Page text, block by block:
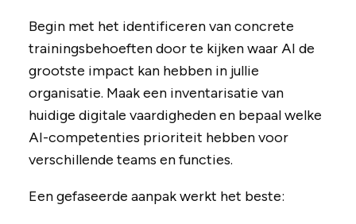
Begin met het identificeren van concrete
trainingsbehoeften door te kijken waar AI de
grootste impact kan hebben in jullie
organisatie. Maak een inventarisatie van
huidige digitale vaardigheden en bepaal welke
AI-competenties prioriteit hebben voor
verschillende teams en functies.
Een gefaseerde aanpak werkt het beste: